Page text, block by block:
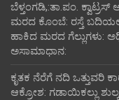
ಬೆಳ್ತಂಗಡಿ,:ತಾ.ಪಂ‌.
ಮರದ ಕೊಂಬೆ: ರಸ್ತೆ
ಹಾಕಿದ ಮರದ ಗೆಲ್ಲುಗಳು:
ಅಸಾಮಾಧಾನ:
ಕೃತಕ ನೆರೆಗೆ ನದಿ ಒತ್ತುವರಿ
ಆಕ್ರೋಶ: ಗಡಾಯಿಕಲ್ಲು